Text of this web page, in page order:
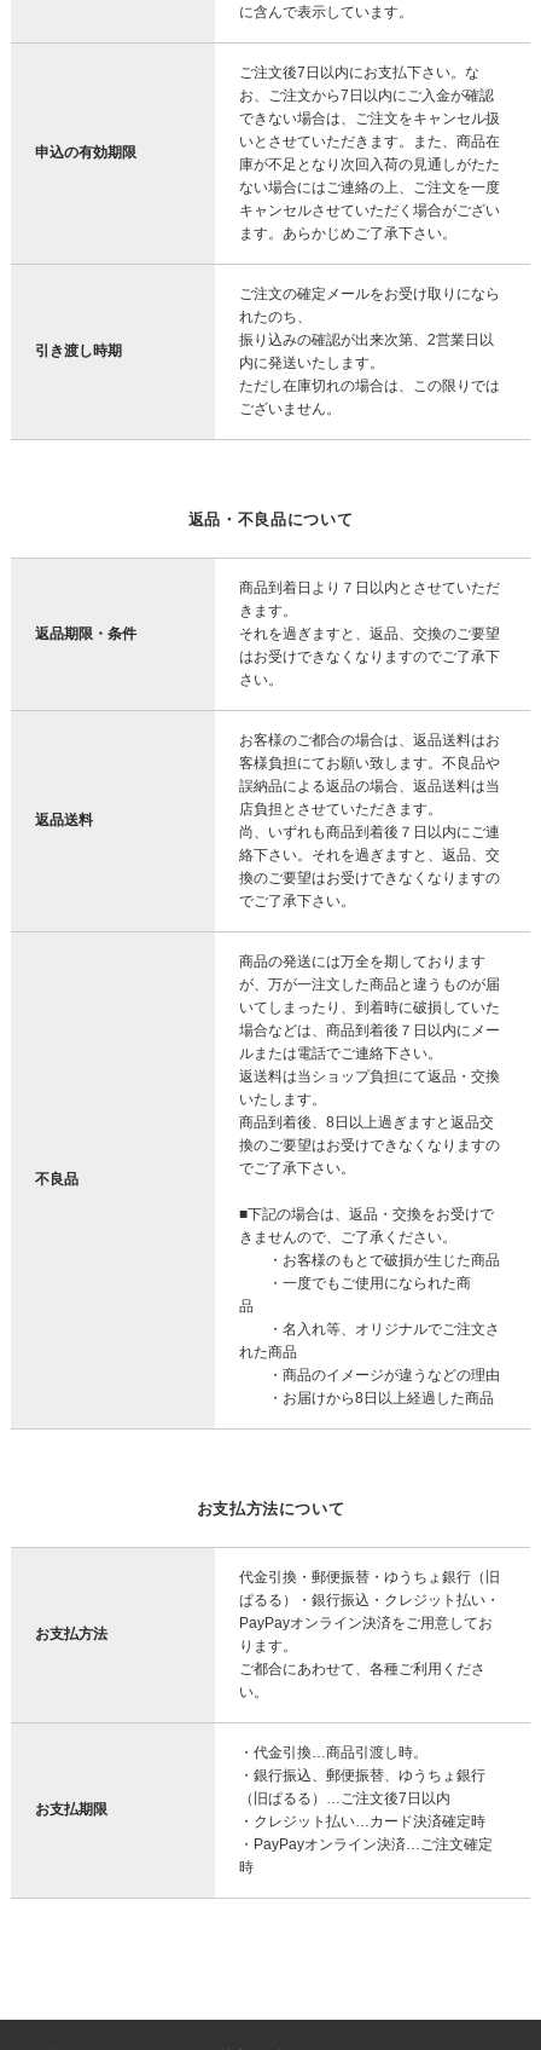
に含んで表示しています。
申込の有効期限
ご注文後7日以内にお支払下さい。な
お、ご注文から7日以内にご入金が確認
できない場合は、ご注文をキャンセル扱
いとさせていただきます。また、商品在
庫が不足となり次回入荷の見通しがたた
ない場合にはご連絡の上、ご注文を一度
キャンセルさせていただく場合がござい
ます。あらかじめご了承下さい。
引き渡し時期
ご注文の確定メールをお受け取りになら
れたのち、
振り込みの確認が出来次第、2営業日以
内に発送いたします。
ただし在庫切れの場合は、この限りでは
ございません。
返品・不良品について
返品期限・条件
商品到着日より７日以内とさせていただ
きます。
それを過ぎますと、返品、交換のご要望
はお受けできなくなりますのでご了承下
さい。
返品送料
お客様のご都合の場合は、返品送料はお
客様負担にてお願い致します。不良品や
誤納品による返品の場合、返品送料は当
店負担とさせていただきます。
尚、いずれも商品到着後７日以内にご連
絡下さい。それを過ぎますと、返品、交
換のご要望はお受けできなくなりますの
でご了承下さい。
不良品
商品の発送には万全を期しております
が、万が一注文した商品と違うものが届
いてしまったり、到着時に破損していた
場合などは、商品到着後７日以内にメー
ルまたは電話でご連絡下さい。
返送料は当ショップ負担にて返品・交換
いたします。
商品到着後、8日以上過ぎますと返品交
換のご要望はお受けできなくなりますの
でご了承下さい。
■下記の場合は、返品・交換をお受けで
きませんので、ご了承ください。
・お客様のもとで破損が生じた商品
・一度でもご使用になられた商
品
・名入れ等、オリジナルでご注文さ
れた商品
・商品のイメージが違うなどの理由
・お届けから8日以上経過した商品
お支払方法について
お支払方法
代金引換・郵便振替・ゆうちょ銀行（旧
ぱるる）・銀行振込・クレジット払い・
PayPayオンライン決済をご用意してお
ります。
ご都合にあわせて、各種ご利用くださ
い。
お支払期限
・代金引換…商品引渡し時。
・銀行振込、郵便振替、ゆうちょ銀行
（旧ぱるる）…ご注文後7日以内
・クレジット払い…カード決済確定時
・PayPayオンライン決済…ご注文確定
時